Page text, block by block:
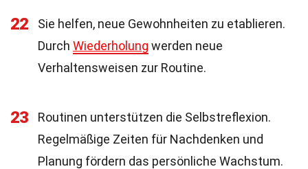
22
Sie helfen, neue Gewohnheiten zu etablieren.
Durch Wiederholung werden neue
Verhaltensweisen zur Routine.
23
Routinen unterstützen die Selbstreflexion.
Regelmäßige Zeiten für Nachdenken und
Planung fördern das persönliche Wachstum.